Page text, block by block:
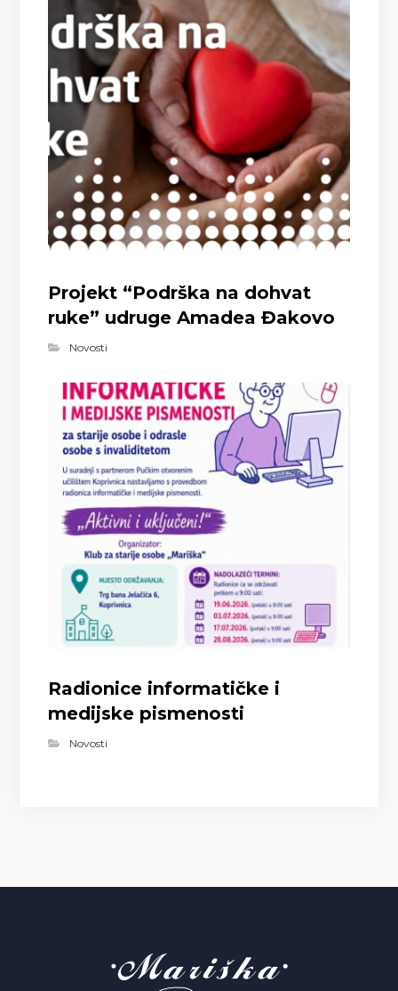
Projekt “Podrška na dohvat
ruke” udruge Amadea Đakovo
Novosti
Radionice informatičke i
medijske pismenosti
Novosti